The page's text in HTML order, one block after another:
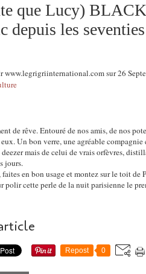
que Lucy)
depuis les
www.legrigriinternational.com sur 26
de rêve. Entouré de nos amis, de nos
Un bon verre, une agréable
mais de celui de vrais orfèvres,
jours.
en bon usage et montez sur le toit de
polir cette perle de la nuit parisienne le
Repost 0